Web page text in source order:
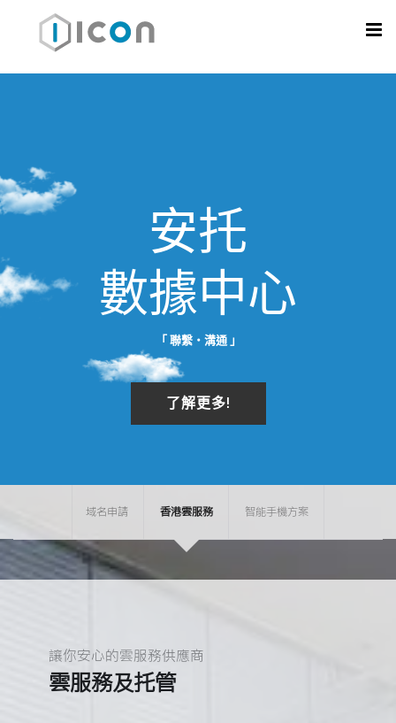
安托
「 聯繫・溝通 」
了解更多!
數據中心
域名申請 香港雲服務 智能手機方案
讓你安心的雲服務供應商
雲服務及托管